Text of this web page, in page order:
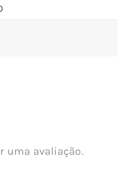
uma avaliação.